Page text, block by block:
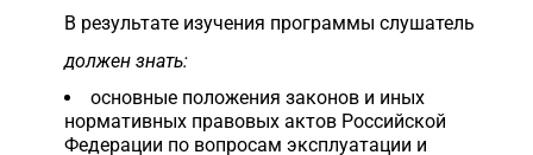
В результате изучения программы слушатель
должен знать:
основные положения законов и иных
нормативных правовых актов Российской
Федерации по вопросам эксплуатации и